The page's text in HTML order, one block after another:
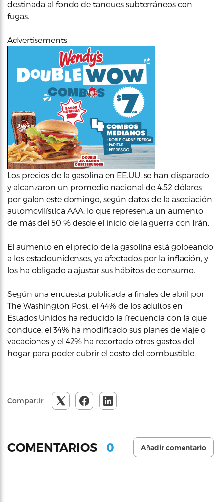
destinada al fondo de tanques subterráneos con
fugas.
Advertisements
Los precios de la gasolina en EE.UU. se han disparado
y alcanzaron un promedio nacional de 4.52 dólares
por galón este domingo, según datos de la asociación
automovilística AAA, lo que representa un aumento
de más del 50 % desde el inicio de la guerra con Irán.
El aumento en el precio de la gasolina está golpeando
a los estadounidenses, ya afectados por la inflación, y
los ha obligado a ajustar sus hábitos de consumo.
Según una encuesta publicada a finales de abril por
The Washington Post, el 44% de los adultos en
Estados Unidos ha reducido la frecuencia con la que
conduce, el 34% ha modificado sus planes de viaje o
vacaciones y el 42% ha recortado otros gastos del
hogar para poder cubrir el costo del combustible.
Compartir
COMENTARIOS 0 Añadir comentario